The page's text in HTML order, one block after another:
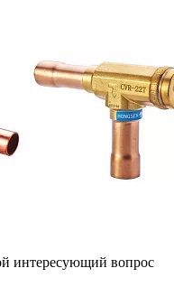
интересующий вопрос